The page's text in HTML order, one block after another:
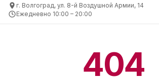
г. Волгоград, ул. 8-й Воздушной Армии, 14
Ежедневно 10:00 – 20:00
404